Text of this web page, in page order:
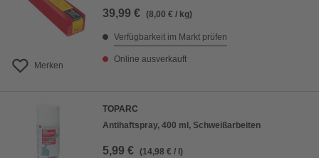
Merken
39,99 € (8,00 € / kg)
Verfügbarkeit im Markt prüfen
Online ausverkauft
TOPARC
Antihaftspray, 400 ml, Schweißarbeiten
5,99 € (14,98 € / l)